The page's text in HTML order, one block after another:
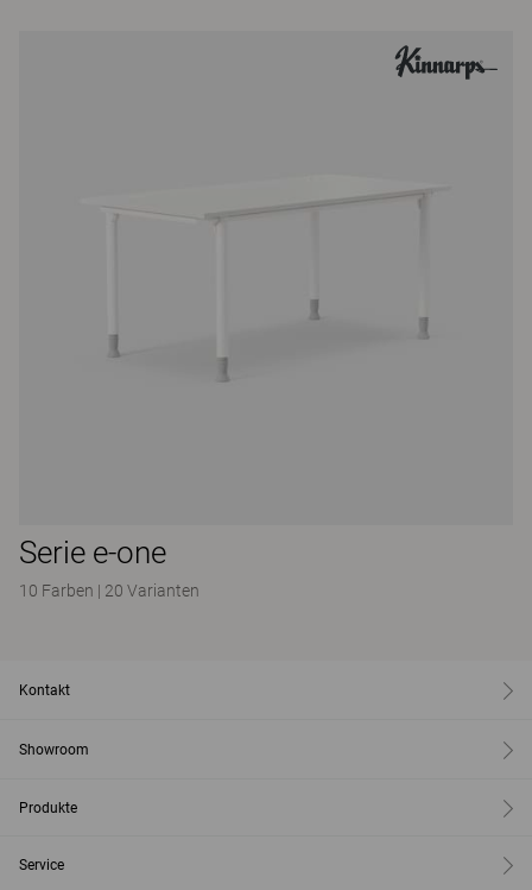
Serie e-one
10 Farben | 20 Varianten
Kontakt
Showroom
Produkte
Service